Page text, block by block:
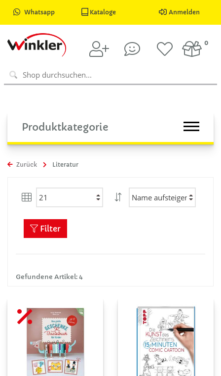
Whatsapp Kataloge Anmelden
0
Produktkategorie
Zurück Literatur
Gefundene Artikel: 4
Filter